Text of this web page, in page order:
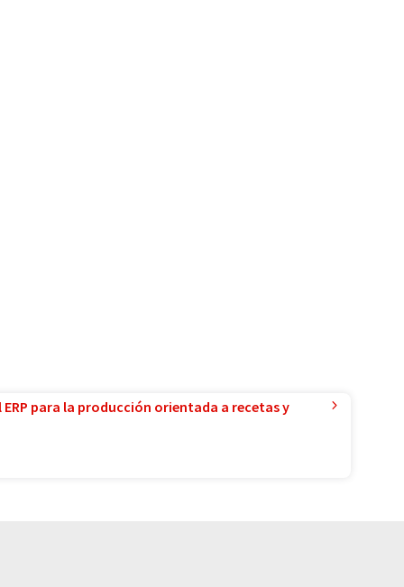
para la producción orientada a recetas y